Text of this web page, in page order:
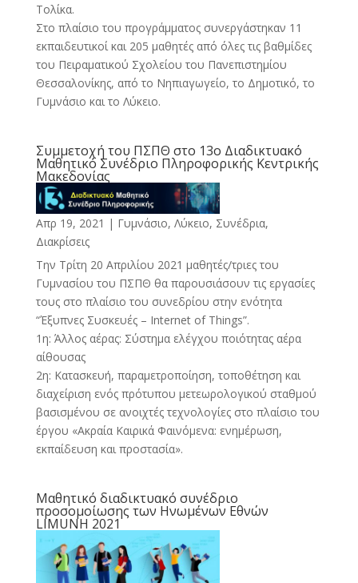
Τολίκα.
Στο πλαίσιο του προγράμματος συνεργάστηκαν 11
εκπαιδευτικοί και 205 μαθητές από όλες τις βαθμίδες
του Πειραματικού Σχολείου του Πανεπιστημίου
Θεσσαλονίκης, από το Νηπιαγωγείο, το Δημοτικό, το
Γυμνάσιο και το Λύκειο.
Συμμετοχή του ΠΣΠΘ στο 13ο Διαδικτυακό
Μαθητικό Συνέδριο Πληροφορικής Κεντρικής
Μακεδονίας
Απρ 19, 2021 | Γυμνάσιο, Λύκειο, Συνέδρια,
Διακρίσεις
Την Τρίτη 20 Απριλίου 2021 μαθητές/τριες του
Γυμνασίου του ΠΣΠΘ θα παρουσιάσουν τις εργασίες
τους στο πλαίσιο του συνεδρίου στην ενότητα
“Έξυπνες Συσκευές – Internet of Things”.
1η: Άλλος αέρας: Σύστημα ελέγχου ποιότητας αέρα
αίθουσας
2η: Κατασκευή, παραμετροποίηση, τοποθέτηση και
διαχείριση ενός πρότυπου μετεωρολογικού σταθμού
βασισμένου σε ανοιχτές τεχνολογίες στο πλαίσιο του
έργου «Ακραία Καιρικά Φαινόμενα: ενημέρωση,
εκπαίδευση και προστασία».
Μαθητικό διαδικτυακό συνέδριο
προσομοίωσης των Ηνωμένων Εθνών
LIMUNH 2021